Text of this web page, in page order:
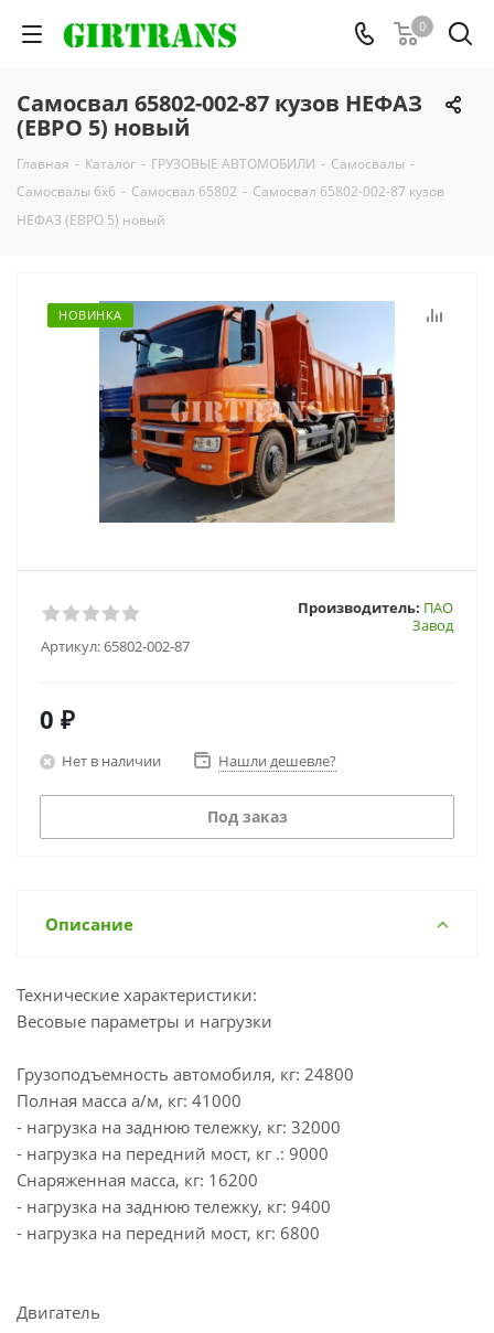
0
Самосвал 65802-002-87 кузов НЕФАЗ
(ЕВРО 5) новый
Главная - Каталог - ГРУЗОВЫЕ АВТОМОБИЛИ - Самосвалы -
Самосвалы 6х6 - Самосвал 65802 - Самосвал 65802-002-87 кузов
НЕФАЗ (ЕВРО 5) новый
НОВИНКА
Артикул:65802-002-87
Производитель: ПАО
Завод
0 ₽
Нет в наличии Нашли дешевле?
Под заказ
Описание
Технические характеристики:
Весовые параметры и нагрузки
Грузоподъемность автомобиля, кг: 24800
Полная масса а/м, кг: 41000
- нагрузка на заднюю тележку, кг: 32000
- нагрузка на передний мост, кг .: 9000
Снаряженная масса, кг: 16200
- нагрузка на заднюю тележку, кг: 9400
- нагрузка на передний мост, кг: 6800
Двигатель